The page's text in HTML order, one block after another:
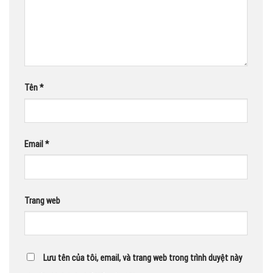
Tên*
Email *
Trang web
Lưu tên của tôi, email, và trang web trong trình duyệt này